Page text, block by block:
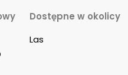
Dostępne w okolicy
Las